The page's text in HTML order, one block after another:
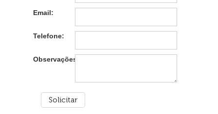
Email:
Telefone:
Observações: